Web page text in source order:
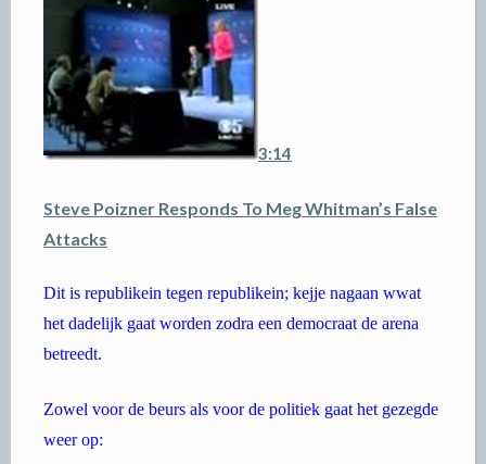
3:14
Steve Poizner Responds To Meg Whitman’s False
Attacks
Dit is republikein tegen republikein; kejje nagaan wwat
het dadelijk gaat worden zodra een democraat de arena
betreedt.
Zowel voor de beurs als voor de politiek gaat het gezegde
weer op: